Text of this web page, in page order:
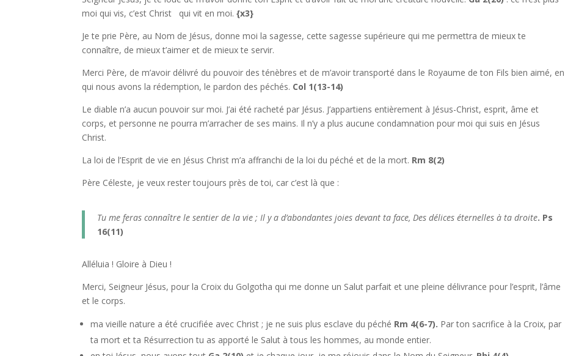
moi qui vis, c’est Christ qui vit en moi.{x3}
Je te prie Père, au Nom de Jésus, donne moi la sagesse, cette sagesse supérieure qui me permettra de mieux te
connaître, de mieux t’aimer et de mieux te servir.
Merci Père, de m’avoir délivré du pouvoir des ténèbres et de m’avoir transporté dans le Royaume de ton Fils bien aimé, en
qui nous avons la rédemption, le pardon des péchés. Col 1(13-14)
Le diable n’a aucun pouvoir sur moi. J’ai été racheté par Jésus. J’appartiens entièrement à Jésus-Christ, esprit, âme et
corps, et personne ne pourra m’arracher de ses mains. Il n’y a plus aucune condamnation pour moi qui suis en Jésus
Christ.
La loi de l’Esprit de vie en Jésus Christ m’a affranchi de la loi du péché et de la mort. Rm 8(2)
Père Céleste, je veux rester toujours près de toi, car c’est là que :
Tu me feras connaître le sentier de la vie ; Il y a d’abondantes joies devant ta face, Des délices éternelles à ta droite. Ps
16(11)
Alléluia ! Gloire à Dieu !
Merci, Seigneur Jésus, pour la Croix du Golgotha qui me donne un Salut parfait et une pleine délivrance pour l’esprit, l’âme
et le corps.
ma vieille nature a été crucifiée avec Christ ; je ne suis plus esclave du péché Rm 4(6-7). Par ton sacrifice à la Croix, par
ta mort et ta Résurrection tu as apporté le Salut à tous les hommes, au monde entier.